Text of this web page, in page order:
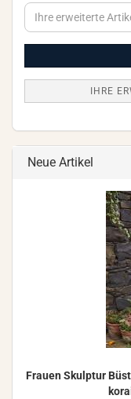
Ihre
erweiterte
IHRE
Neue Artikel
Frau­en Skulp­tur